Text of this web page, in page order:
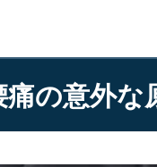
の意外な